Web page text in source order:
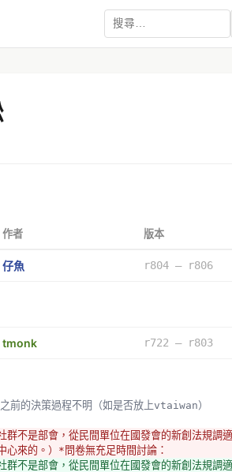
作者 版本
仔魚
r804 – r806
tmonk
r722 – r803
前的決策過程不明（如是否放上vtaiwan）
不是部會，從民間單位在國發會的新創法規調
的。）*問卷無充足時間討論：
不是部會，從民間單位在國發會的新創法規調